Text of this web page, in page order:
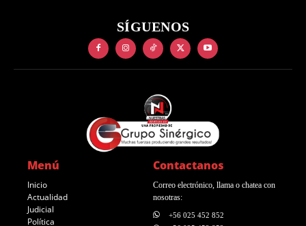
SÍGUENOS
Menú
Inicio
Actualidad
Judicial
Política
Contactanos
Correo electrónico, llama o chatea con
nosotras:
+56 025 452 852